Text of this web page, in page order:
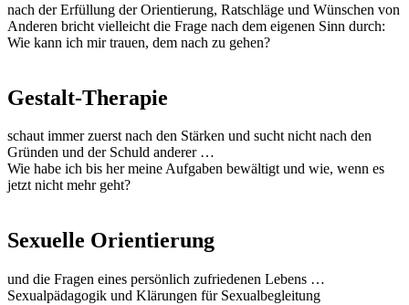
nach der Erfüllung der Orientierung, Ratschläge und Wünschen von
Anderen bricht vielleicht die Frage nach dem eigenen Sinn durch:
Wie kann ich mir trauen, dem nach zu gehen?
Gestalt-Therapie
schaut immer zuerst nach den Stärken und sucht nicht nach den
Gründen und der Schuld anderer …
Wie habe ich bis her meine Aufgaben bewältigt und wie, wenn es
jetzt nicht mehr geht?
Sexuelle Orientierung
und die Fragen eines persönlich zufriedenen Lebens …
Sexualpädagogik und Klärungen für Sexualbegleitung